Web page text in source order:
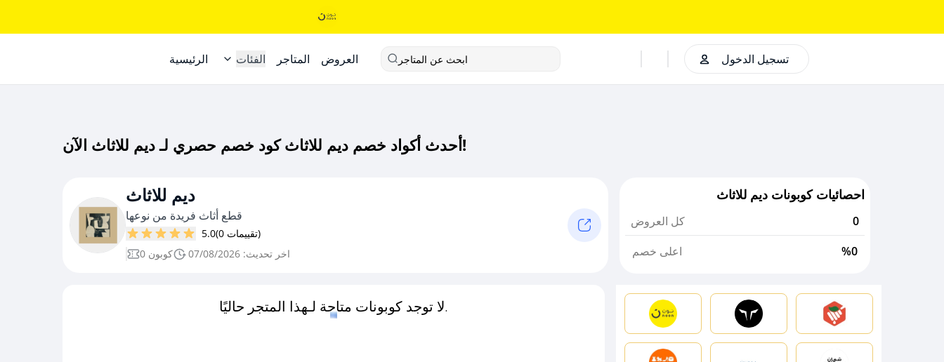
الرئيسية الفئات المتاجر العروض ابحث عن المتاجر تسجيل الدخول
أحدث أكواد خصم ديم للاثاث كود خصم حصري لـ ديم للاثاث الآن!
ديم للاثاث
قطع أثاث فريدة من نوعها
5.0
(0 تقييمات)
0 كوبون
اخر تحديث: 07/08/2026
احصائيات كوبونات ديم للاثاث
كل العروض
0
اعلى خصم
%0
لا توجد كوبونات متاحة لـهذا المتجر حاليًا.